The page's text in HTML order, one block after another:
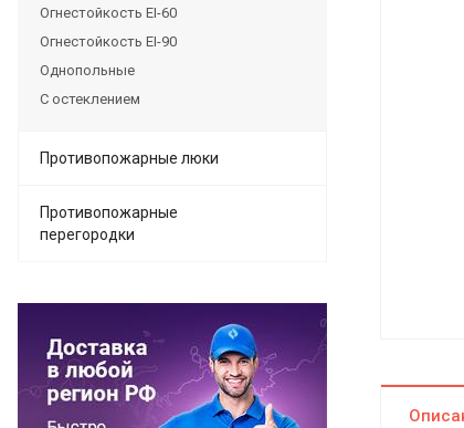
Огнестойкость EI-60
Огнестойкость EI-90
Однопольные
С остеклением
Противопожарные люки
Противопожарные
перегородки